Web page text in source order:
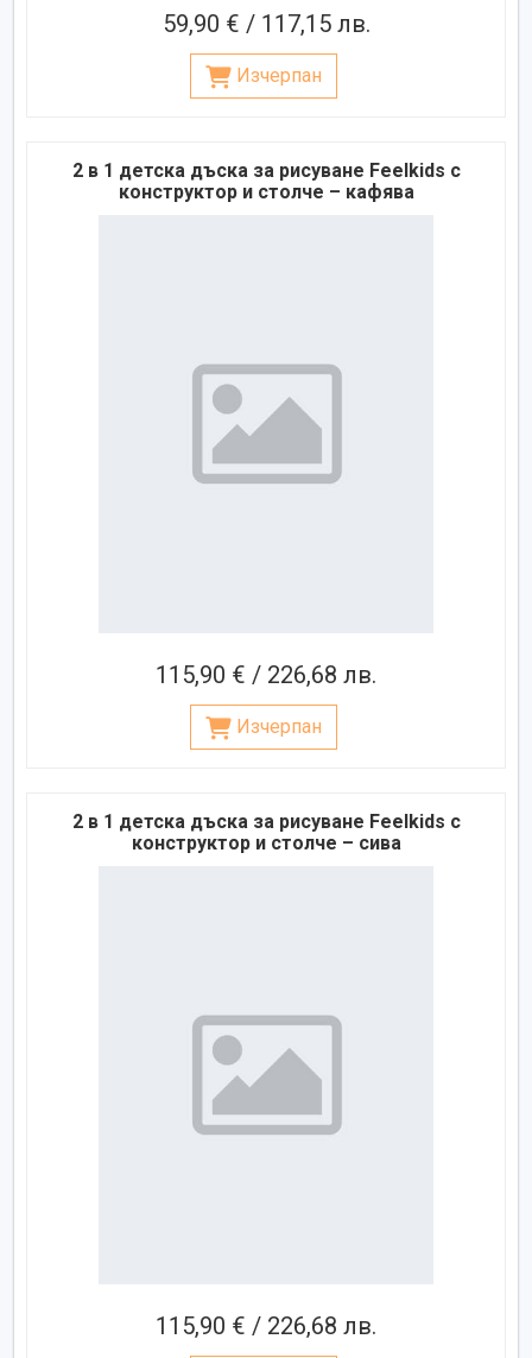
59,90 € / 117,15 лв.
Изчерпан
2 в 1 детска дъска за рисуване Feelkids с
конструктор и столче – кафява
115,90 € / 226,68 лв.
Изчерпан
2 в 1 детска дъска за рисуване Feelkids с
конструктор и столче – сива
115,90 € / 226,68 лв.